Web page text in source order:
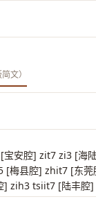
文）
宝安腔] zit7 zi3 [海
[梅县腔] zhit7 [东
] zih3 tsiit7 [陆丰腔